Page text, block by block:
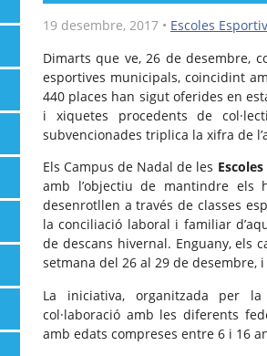
19 desembre, 2017• Escoles
Dimarts que ve, 26 de desembre,
esportives municipals, coincidint
440 places han sigut oferides en
i xiquetes procedents de
subvencionades triplica la xifra de
Els Campus de Nadal de les
amb l’objectiu de mantindre els
desenrotllen a través de classes
la conciliació laboral i familiar
de descans hivernal. Enguany, els
setmana del 26 al 29 de desembre,
La iniciativa, organitzada per la
col·laboració amb les diferents
amb edats compreses entre 6 i 16